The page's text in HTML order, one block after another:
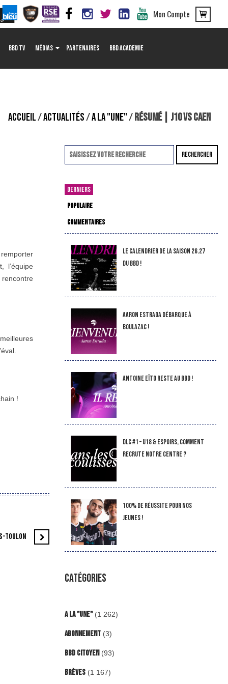
Mon Compte
BBD TV MÉDIAS PARTENAIRES BBD ACADEMIE
ACCUEIL/ACTUALITÉS/A LA "UNE"/ RÉSUMÉ | J10 VS CAEN
l’équipe
!
TOULON
RECHERCHER
DERNIERS
POPULAIRE
COMMENTAIRES
LE CALENDRIER DE LA SAISON 26.27
DU BBD !
Aaron Estrada débarque à
Boulazac !
Antoine Eïto reste au BBD !
DLC #1 – U18 & Espoirs, comment
recrute notre Centre ?
100% de réussite pour nos
jeunes !
CATÉGORIES
A la "Une"(1 262)
Abonnement(3)
BBD Citoyen (93)
Brèves(1 167)